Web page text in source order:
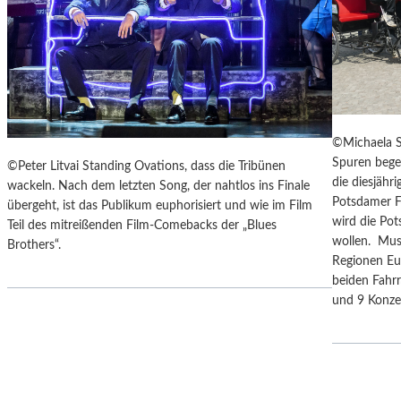
I
S
E
Z
U
M
O
N
D
U
N
D
Z
U
M
R
E
R
„
A
N
T
H
E
R
G
E
R
M
A
©Peter Litvai Standing Ovations, dass die Tribünen
wackeln. Nach dem letzten Song, der nahtlos ins Finale
übergeht, ist das Publikum euphorisiert und wie im Film
Teil des mitreißenden Film-Comebacks der „Blues
Brothers“.
©Michaela
Spuren
die
Potsdamer
wird die
wollen.
Regionen
beiden
und 9